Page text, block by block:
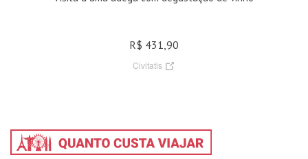
R$ 431,90
Civitatis